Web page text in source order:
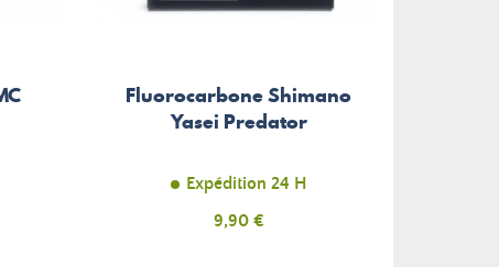
Fluorocarbone Shimano
Yasei Predator
Expédition 24 H
Prix
9,90 €